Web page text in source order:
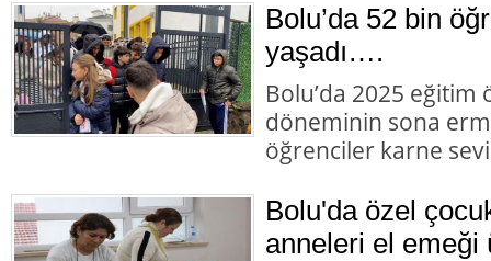
Bolu’da 52 bin
yaşadı….
Bolu’da 2025 eğitim
döneminin sona
öğrenciler karne
Bolu'da özel
anneleri el emeği